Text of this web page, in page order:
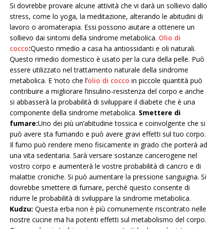
Si dovrebbe provare alcune attività che vi darà un sollievo dallo
stress, come lo yoga, la meditazione, alterando le abitudini di
lavoro o aromaterapia. Essi possono aiutare a ottenere un
sollievo dai sintomi della sindrome metabolica. Olio di
cocco:Questo rimedio a casa ha antiossidanti e oli naturali.
Questo rimedio domestico è usato per la cura della pelle. Può
essere utilizzato nel trattamento naturale della sindrome
metabolica. E ‘noto che l’olio di cocco in piccole quantità può
contribuire a migliorare l’insulino-resistenza del corpo e anche
si abbasserà la probabilità di sviluppare il diabete che è una
componente della sindrome metabolica. Smettere di
fumare:Uno dei più un’abitudine tossica e coinvolgente che si
può avere sta fumando e può avere gravi effetti sul tuo corpo.
Il fumo può rendere meno fisicamente in grado che porterà ad
una vita sedentaria. Sarà versare sostanze cancerogene nel
vostro corpo e aumenterà le vostre probabilità di cancro e di
malattie croniche. Si può aumentare la pressione sanguigna. Si
dovrebbe smettere di fumare, perché questo consente di
ridurre le probabilità di sviluppare la sindrome metabolica.
Kudzu: Questa erba non è più comunemente riscontrato nelle
nostre cucine ma ha potenti effetti sul metabolismo del corpo.